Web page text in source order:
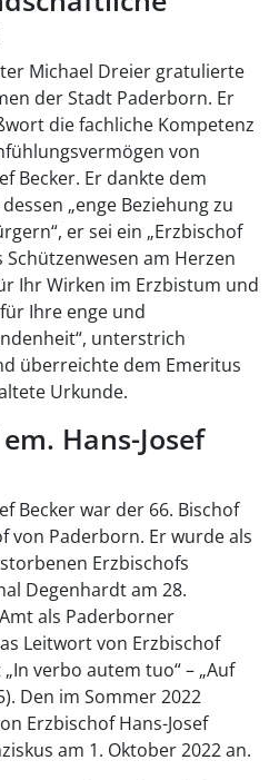
Michael Dreier gratulierte
der Stadt Paderborn. Er
die fachliche Kompetenz
von
Becker. Er dankte dem
„enge Beziehung zu
er sei ein „Erzbischof
Schützenwesen am Herzen
Ihr Wirken im Erzbistum und
Ihre enge und
unterstrich
überreichte dem Emeritus
Urkunde.
Hans-Josef
Becker war der 66. Bischof
von Paderborn. Er wurde als
Erzbischofs
Degenhardt am 28.
als Paderborner
Leitwort von Erzbischof
verbo autem tuo“ – „Auf
Den im Sommer 2022
Erzbischof Hans-Josef
am 1. Oktober 2022 an.